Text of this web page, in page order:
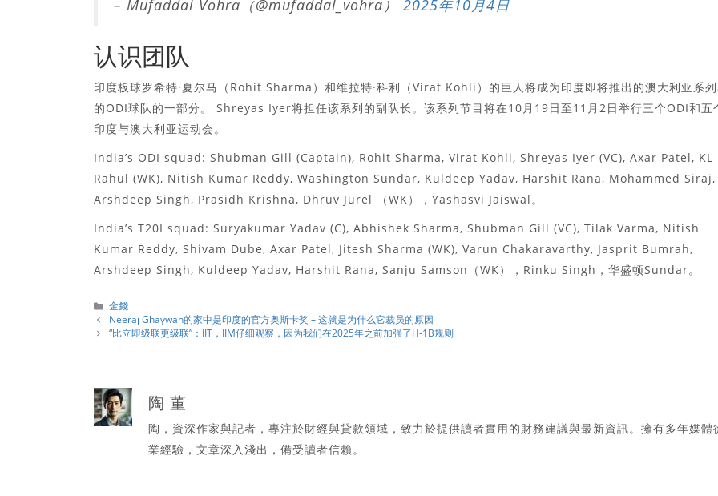
– Mufaddal Vohra（@mufaddal_vohra） 2025年10月4日
认识团队
印度板球罗希特·夏尔马（Rohit Sharma）和维拉特·科利（Virat Kohli）的巨人将成为印度即将推出的澳大利亚系
的ODI球队的一部分。 Shreyas Iyer将担任该系列的副队长。该系列节目将在10月19日至11月2日举行三个ODI和五
印度与澳大利亚运动会。
India’s ODI squad: Shubman Gill (Captain), Rohit Sharma, Virat Kohli, Shreyas Iyer (VC), Axar Patel, KL
Rahul (WK), Nitish Kumar Reddy, Washington Sundar, Kuldeep Yadav, Harshit Rana, Mohammed Siraj,
Arshdeep Singh, Prasidh Krishna, Dhruv Jurel （WK），Yashasvi Jaiswal。
India’s T20I squad: Suryakumar Yadav (C), Abhishek Sharma, Shubman Gill (VC), Tilak Varma, Nitish
Kumar Reddy, Shivam Dube, Axar Patel, Jitesh Sharma (WK), Varun Chakaravarthy, Jasprit Bumrah,
Arshdeep Singh, Kuldeep Yadav, Harshit Rana, Sanju Samson（WK），Rinku Singh，华盛顿Sundar。
分
類
金錢
Neeraj Ghaywan的家中是印度的官方奥斯卡奖 – 这就是为什么它裁员的原因
“比立即级联更级联”：IIT，IIM仔细观察，因为我们在2025年之前加强了H-1B规则
陶 董
陶，資深作家與記者，專注於財經與貸款領域，致力於提供讀者實用的財務建議與最新資訊。擁有多年媒體
業經驗，文章深入淺出，備受讀者信賴。